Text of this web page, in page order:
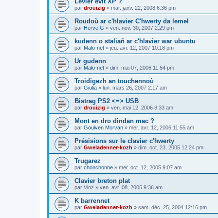
par drouizig » mar. janv. 22, 2008 6:36 pm
Roudoù ar c'hlavier C'hwerty da lemel
par Herve G » ven. nov. 30, 2007 2:29 pm
kudenn o staliañ ar c'hlavier war ubuntu
par Malo-net » jeu. avr. 12, 2007 10:18 pm
Ur gudenn
par Malo-net » dim. mai 07, 2006 11:54 pm
Troidigezh an touchennoù
par Giulia » lun. mars 26, 2007 2:17 am
Bistrag PS2 <=> USB
par drouizig » ven. mai 12, 2006 8:33 am
Mont en dro dindan mac ?
par Goulven Morvan » mer. avr. 12, 2006 11:55 am
Présisions sur le clavier c'hwerty
par Gweladenner-kozh » dim. oct. 23, 2005 12:24 pm
Trugarez
par chonchonne » mer. oct. 12, 2005 9:07 am
Clavier breton plat
par Vinz » ven. avr. 08, 2005 9:36 am
K barrennet
par Gweladenner-kozh » sam. déc. 25, 2004 12:16 pm